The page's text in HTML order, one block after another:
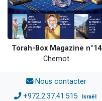
Torah-Box Magazine n°14
Chemot
Nous contacter
+972.2.37.41.515 Israël